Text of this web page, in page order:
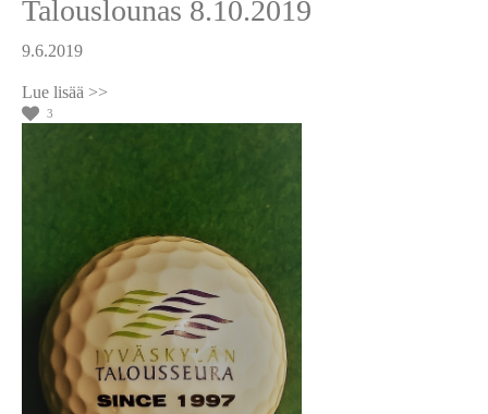
Talouslounas 8.10.2019
9.6.2019
3